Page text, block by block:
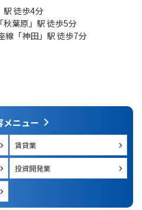
駅 徒歩4分
葉原」駅 徒歩5分
線「神田」駅 徒歩7分
メニュー
賃貸業
投資開発業